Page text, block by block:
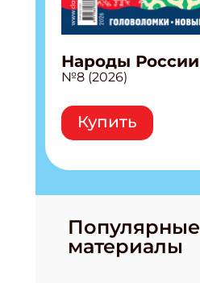
Народы России
№8 (2026)
Купить
Популярные
материалы